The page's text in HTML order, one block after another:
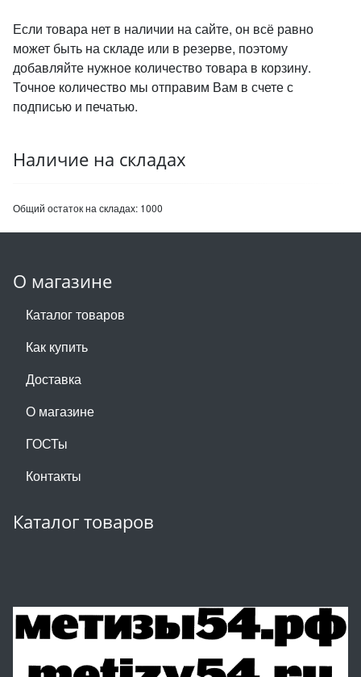
Если товара нет в наличии на сайте, он всё равно
может быть на складе или в резерве, поэтому
добавляйте нужное количество товара в корзину.
Точное количество мы отправим Вам в счете с
подписью и печатью.
Наличие на складах
Общий остаток на складах: 1000
О магазине
Каталог товаров
Как купить
Доставка
О магазине
ГОСТы
Контакты
Каталог товаров